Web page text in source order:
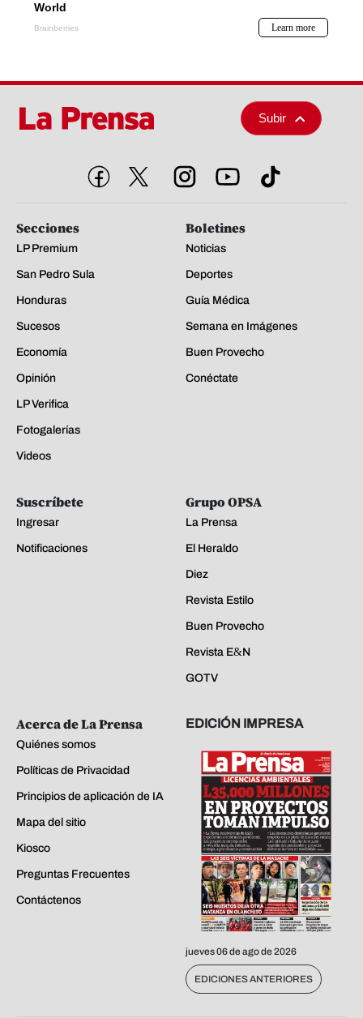
Subir
Secciones
LP Premium
San Pedro Sula
Honduras
Sucesos
Economía
Opinión
LP Verifica
Fotogalerías
Videos
Boletines
Noticias
Deportes
Guía Médica
Semana en Imágenes
Buen Provecho
Conéctate
Suscríbete
Ingresar
Notificaciones
Grupo OPSA
La Prensa
El Heraldo
Diez
Revista Estilo
Buen Provecho
Revista E&N
GOTV
Acerca de La Prensa
Quiénes somos
Políticas de Privacidad
Principios de aplicación de IA
Mapa del sitio
Kiosco
Preguntas Frecuentes
Contáctenos
EDICIÓN IMPRESA
jueves 06 de ago de 2026
EDICIONES ANTERIORES